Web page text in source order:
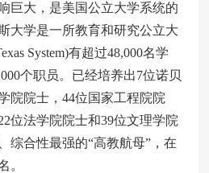
巨大，是美国公立大学系统的
大学是一所教育和研究公立大
System)有超过48,000名学
个职员。已经培养出7位诺贝
院院士，44位国家工程院院
位法学院院士和39位文理学院
综合性最强的“高教航母”，在
。